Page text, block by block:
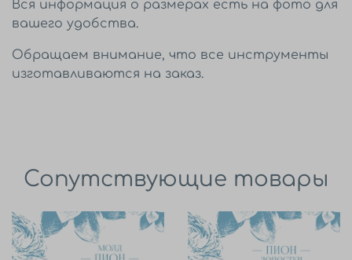
Вся информация о размерах есть на фото для
вашего удобства.
Обращаем внимание, что все инструменты
изготавливаются на заказ.
Сопутствующие товары